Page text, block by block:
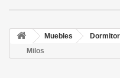
Muebles
Milos